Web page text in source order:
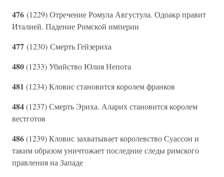
476 (1229) Отречение Ромула Августула. Одоакр правит
Италией. Падение Римской империи
477 (1230) Смерть Гейзериха
480(1233) Убийство Юлия Непота
481 (1234) Кловис становится королем франков
484(1237) Смерть Эриха. Аларих становится королем
вестготов
486(1239) Кловис захватывает королевство Суассон и
таким образом уничтожает последние следы римского
правления на Западе